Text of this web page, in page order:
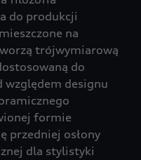
do produkcji
na
trójwymiarową
do
względem designu
formie
przedniej osłony
dla stylistyki